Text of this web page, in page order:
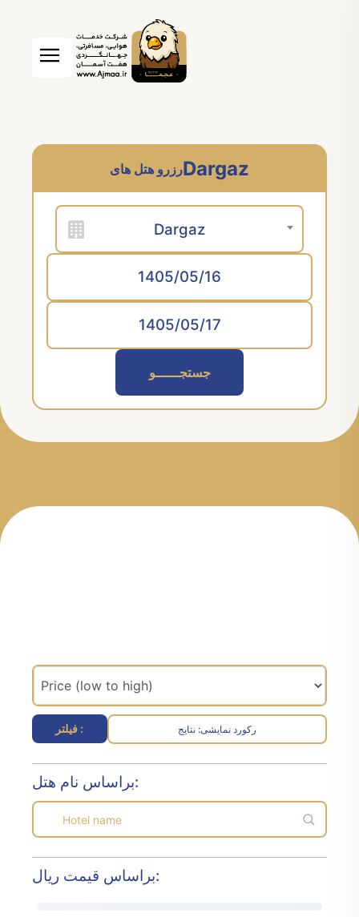
Dargazرزرو هتل های
Dargaz
جستجــــــو
فیلتر : نتایج :رکورد نمایشی
براساس نام هتل:
براساس قیمت ریال: